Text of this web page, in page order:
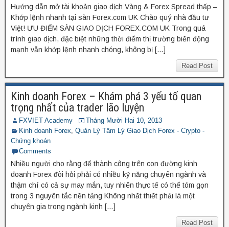
Hướng dẫn mở tài khoản giao dịch Vàng & Forex Spread thấp –
Khớp lệnh nhanh tại sàn Forex.com UK Chào quý nhà đầu tư
Việt! ƯU ĐIỂM SÀN GIAO DỊCH FOREX.COM UK Trong quá
trình giao dịch, đặc biệt những thời điểm thị trường biến động
mạnh vẫn khớp lệnh nhanh chóng, không bị […]
Read Post
Kinh doanh Forex – Khám phá 3 yếu tố quan
trọng nhất của trader lão luyện
FXVIET Academy
Tháng Mười Hai 10, 2013
Kinh doanh Forex Quản Lý Tâm Lý Giao Dịch Forex - Crypto -
Chứng khoán
Comments
Nhiều người cho rằng để thành công trên con đường kinh
doanh Forex đòi hỏi phải có nhiều kỹ năng chuyên ngành và
thậm chí có cả sự may mắn, tuy nhiên thực tế có thể tóm gọn
trong 3 nguyên tắc nền tảng Không nhất thiết phải là một
chuyên gia trong ngành kinh […]
Read Post